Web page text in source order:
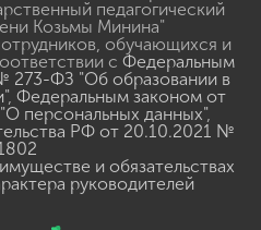
бюджетное
высшего образования
педагогический
Козьмы Минина"
обучающихся и
сФедеральным
273-ФЗ "Об образовании в
,Федеральным законом от
персональных данных"
РФ от 20.10.2021 №
руководителей